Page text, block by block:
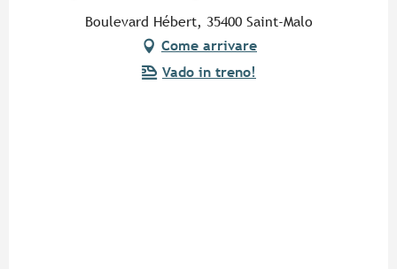
Boulevard Hébert, 35400 Saint-Malo
Come arrivare
Vado in treno!